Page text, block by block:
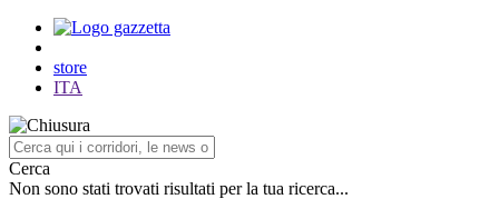
store
ITA
Cerca
Non sono stati trovati risultati per la tua ricerca...